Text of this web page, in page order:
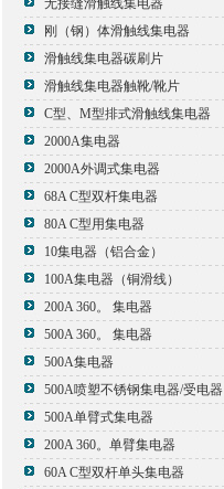
无接缝滑触线集电器
刚（钢）体滑触线集电器
滑触线集电器碳刷片
滑触线集电器触靴/靴片
C型、M型排式滑触线集电器
2000A集电器
2000A外调式集电器
68A C型双杆集电器
80A C型用集电器
10集电器（铝合金）
100A集电器（铜滑线）
200A 360。 集电器
500A 360。 集电器
500A集电器
500A喷塑不锈钢集电器/受电器
500A单臂式集电器
200A 360。单臂集电器
60A C型双杆单头集电器